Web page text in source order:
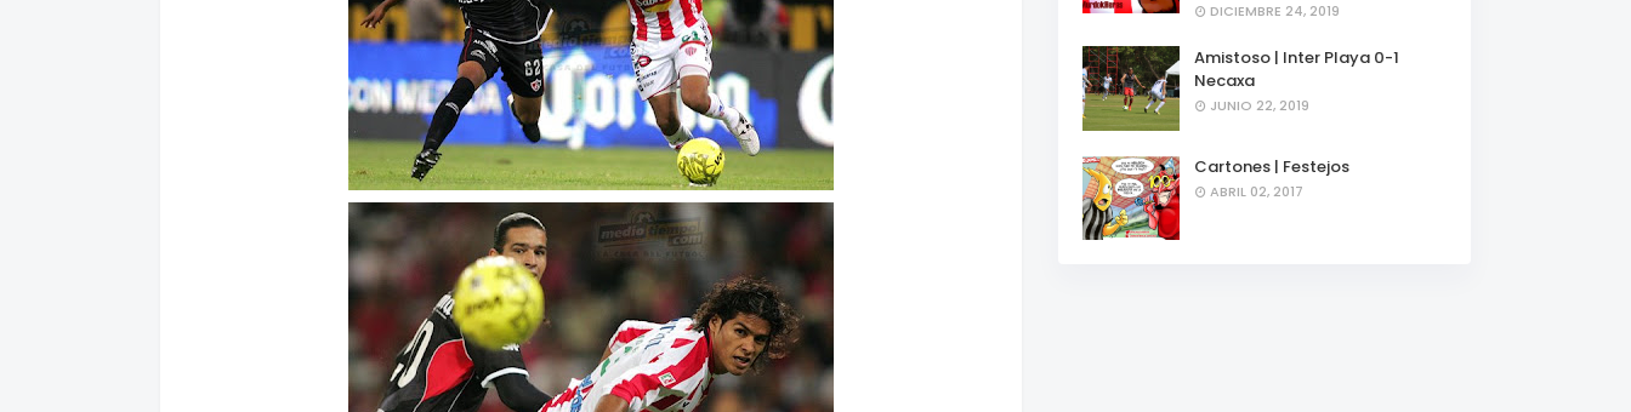
DICIEMBRE 24, 2019
Amistoso | Inter Playa 0-1
Necaxa
JUNIO 22, 2019
Cartones | Festejos
ABRIL 02, 2017